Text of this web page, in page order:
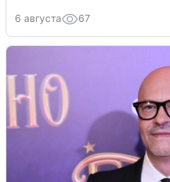
6 августа 67